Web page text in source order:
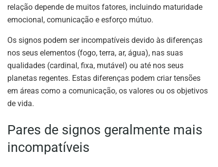
relação depende de muitos fatores, incluindo maturidade
emocional, comunicação e esforço mútuo.
Os signos podem ser incompatíveis devido às diferenças
nos seus elementos (fogo, terra, ar, água), nas suas
qualidades (cardinal, fixa, mutável) ou até nos seus
planetas regentes. Estas diferenças podem criar tensões
em áreas como a comunicação, os valores ou os objetivos
de vida.
Pares de signos geralmente mais
incompatíveis